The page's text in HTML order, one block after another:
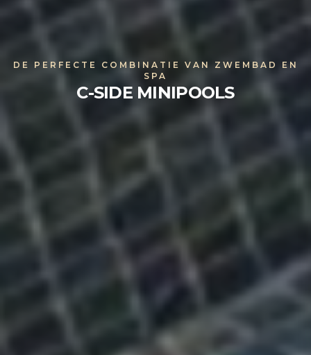
DE PERFECTE COMBINATIE VAN ZWEMBAD EN
SPA
C-SIDE MINIPOOLS